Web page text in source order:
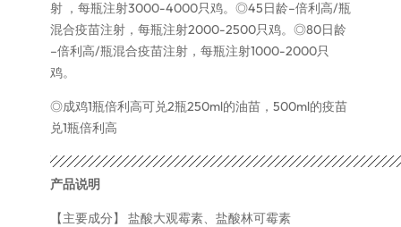
射 ，每瓶注射3000-4000只鸡。◎45日龄–倍利高/瓶
混合疫苗注射，每瓶注射2000-2500只鸡。◎80日龄
–倍利高/瓶混合疫苗注射，每瓶注射1000-2000只
鸡。
◎成鸡1瓶倍利高可兑2瓶250ml的油苗，500ml的疫苗
兑1瓶倍利高
产品说明
【主要成分】 盐酸大观霉素、盐酸林可霉素